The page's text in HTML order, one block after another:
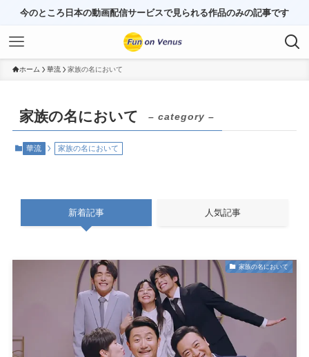
今のところ日本の動画配信サービスで見られる作品のみの記事です
ホーム 華流 家族の名において
家族の名において – category –
華流 家族の名において
新着記事 人気記事
家族の名において